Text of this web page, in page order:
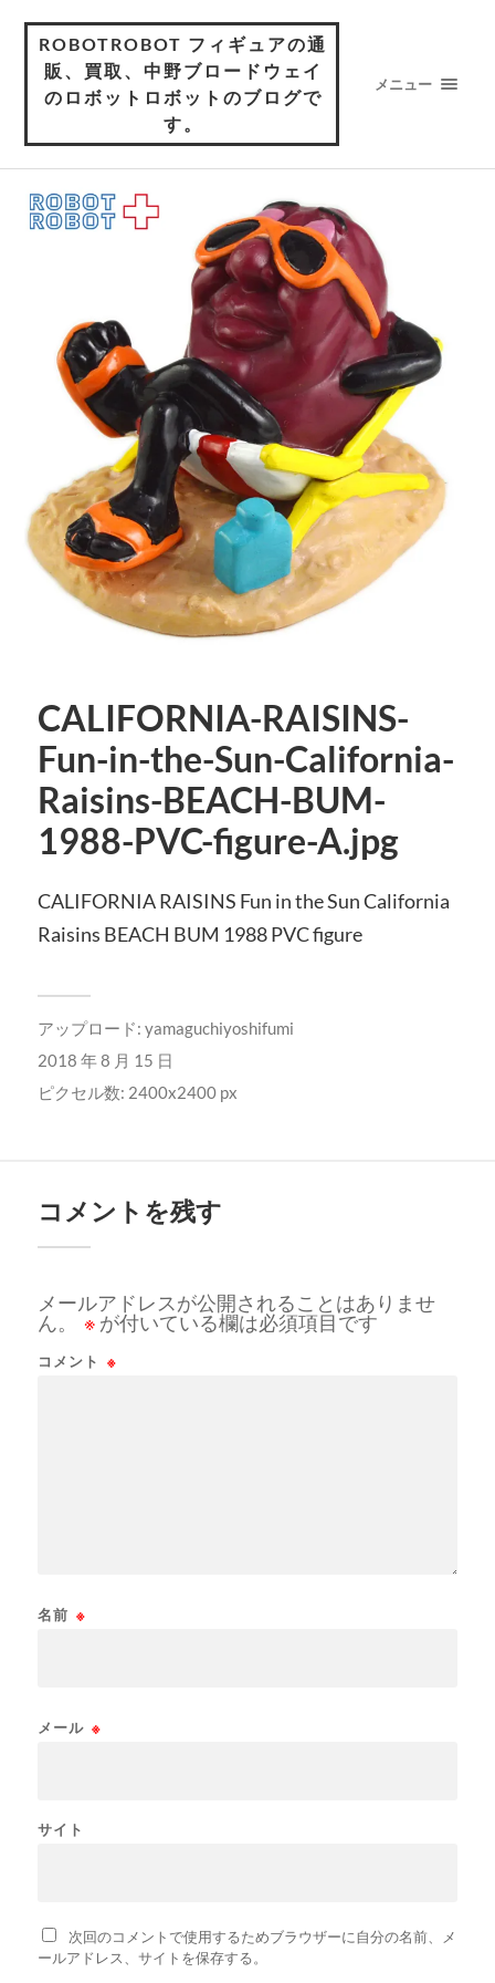
ROBOTROBOT フィギュアの通
販、買取、中野ブロードウェイ
のロボットロボットのブログで
す。
メニュー
CALIFORNIA-RAISINS-
Fun-in-the-Sun-California-
Raisins-BEACH-BUM-
1988-PVC-figure-A.jpg
CALIFORNIA RAISINS Fun in the Sun California
Raisins BEACH BUM 1988 PVC figure
アップロード: yamaguchiyoshifumi
2018 年 8 月 15 日
ピクセル数: 2400x2400 px
コメントを残す
メールアドレスが公開されることはありませ
ん。
※ が付いている欄は必須項目です
コメント ※
名前 ※
メール ※
サイト
次回のコメントで使用するためブラウザーに自分の名前、メ
ールアドレス、サイトを保存する。